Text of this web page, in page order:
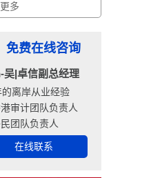
多
免费在线咨询
吴|卓信副总经理
的离岸从业经验
审计团队负责人
团队负责人
在线联系